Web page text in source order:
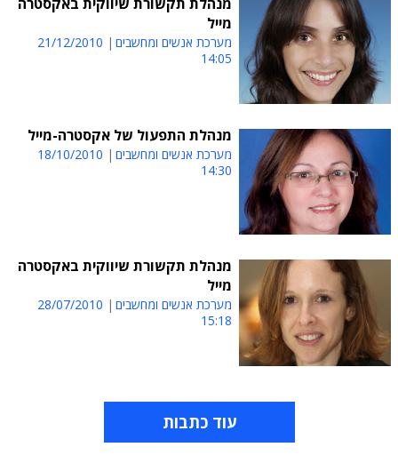
מייל
מערכת אנשים ומחשבים
21/12/2010
14:05
מנהלת התפעול של אקסטרה-מייל
מערכת אנשים ומחשבים
18/10/2010
14:30
מנהלת תקשורת שיווקית באקסטרה
מייל
מערכת אנשים ומחשבים
28/07/2010
15:18
עוד כתבות